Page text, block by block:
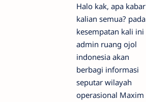
Halo kak, apa kabar
kalian semua? pada
kesempatan kali ini
admin ruang ojol
indonesia akan
berbagi informasi
seputar wilayah
operasional Maxim